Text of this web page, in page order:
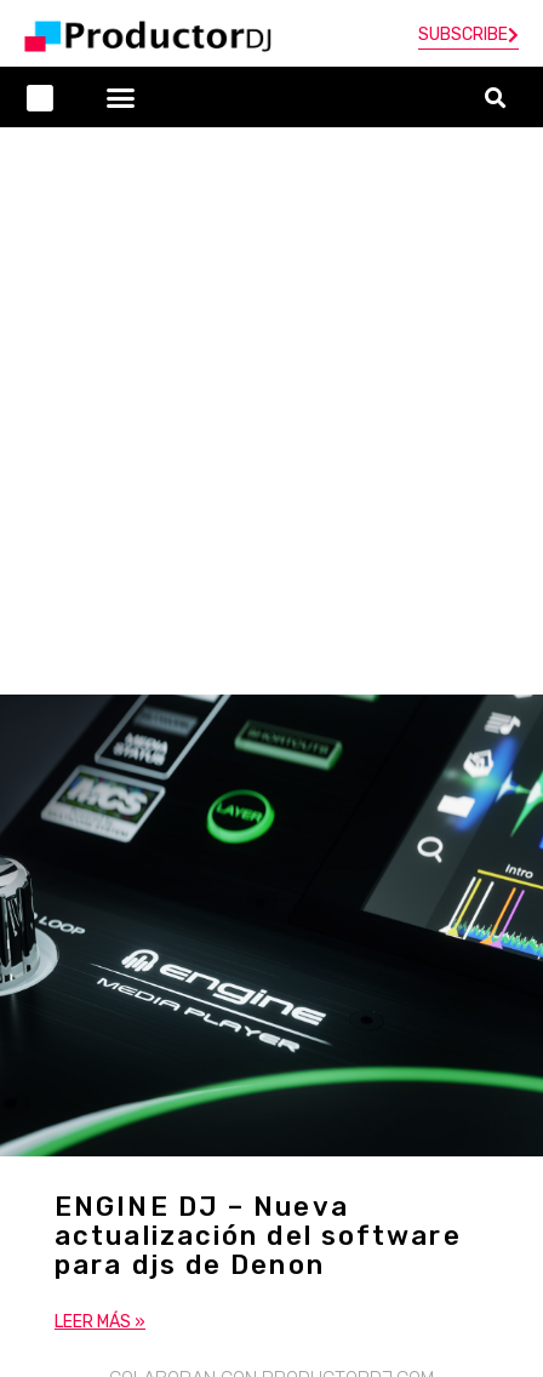
SUBSCRIBE
ENGINE DJ – Nueva
actualización del software
para djs de Denon
LEER MÁS »